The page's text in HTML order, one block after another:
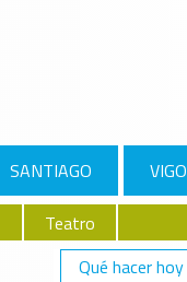
SANTIAGO VIGO
Teatro
Qué hacer hoy